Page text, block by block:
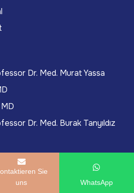
Dr. Med. Murat Yassa
Dr. Med. Burak Tanyıldız
Behandlungen In Der Türkei
Sie
uns
WhatsApp